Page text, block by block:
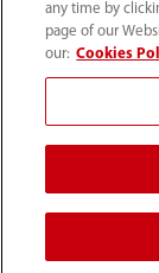
*I
possono
Mindray
alcun
per i
essere
legali locali
any time by
page of our
our: Cookies